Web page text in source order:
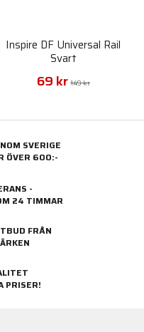
Inspire DF Universal Rail
Svart
69 kr 149 kr
SVERIGE
ÖVER 600:-
-
24 TIMMAR
FRÅN
PRISER!